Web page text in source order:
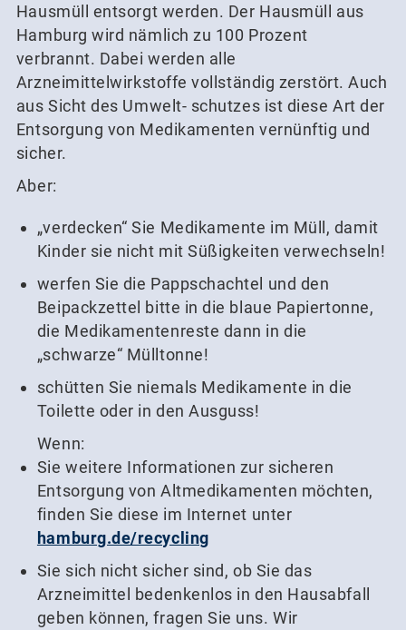
Hausmüll entsorgt werden. Der Hausmüll aus
Hamburg wird nämlich zu 100 Prozent
verbrannt. Dabei werden alle
Arzneimittelwirkstoffe vollständig zerstört. Auch
aus Sicht des Umwelt- schutzes ist diese Art der
Entsorgung von Medikamenten vernünftig und
sicher.
Aber:
„verdecken“ Sie Medikamente im Müll, damit
Kinder sie nicht mit Süßigkeiten verwechseln!
werfen Sie die Pappschachtel und den
Beipackzettel bitte in die blaue Papiertonne,
die Medikamentenreste dann in die
„schwarze“ Mülltonne!
schütten Sie niemals Medikamente in die
Toilette oder in den Ausguss!
Wenn:
Sie weitere Informationen zur sicheren
Entsorgung von Altmedikamenten möchten,
finden Sie diese im Internet unter
hamburg.de/recycling
Sie sich nicht sicher sind, ob Sie das
Arzneimittel bedenkenlos in den Hausabfall
geben können, fragen Sie uns. Wir